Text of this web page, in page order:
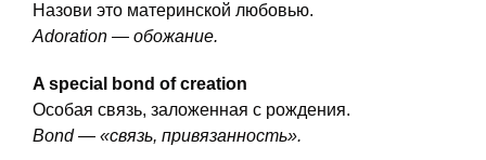
Назови это материнской любовью.
Adoration — обожание.
A special bond of creation
Особая связь, заложенная с рождения.
Bond — «связь, привязанность».